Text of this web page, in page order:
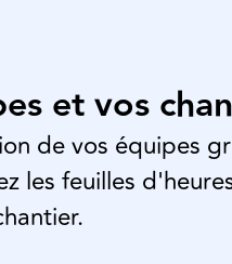
et vos
de vos équipes
les feuilles